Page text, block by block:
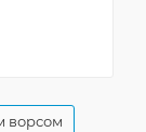
ворсом